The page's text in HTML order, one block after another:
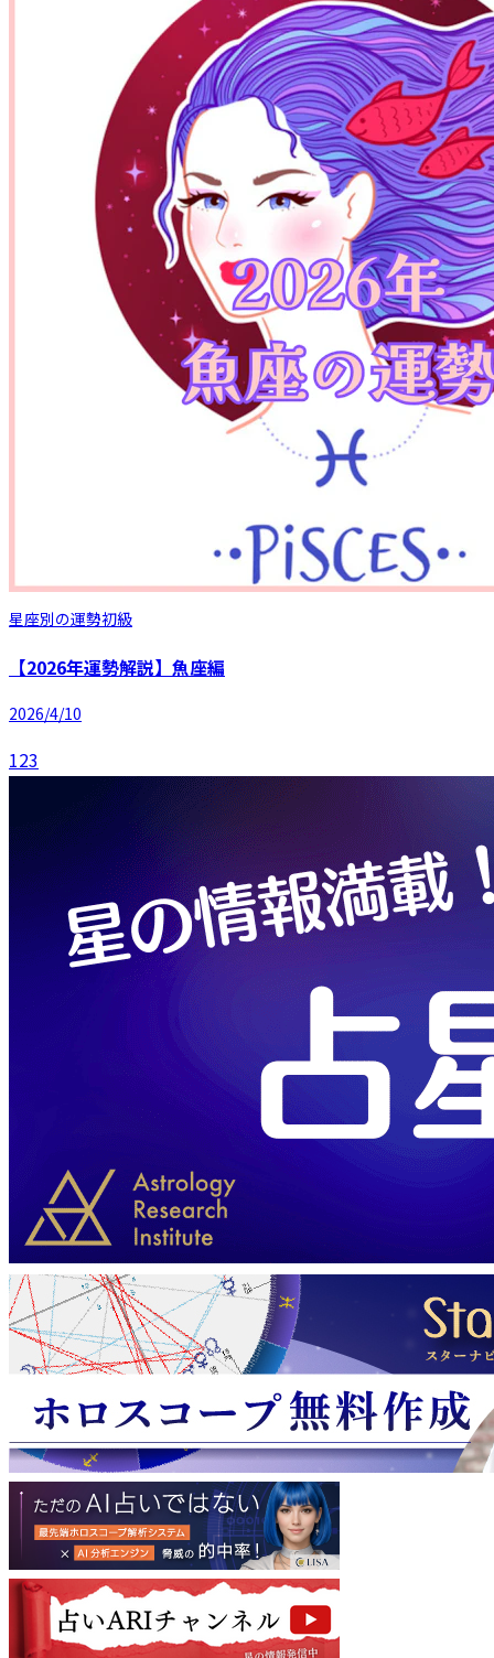
星座別の運勢初級
【2026年運勢解説】魚座編
2026/4/10
123